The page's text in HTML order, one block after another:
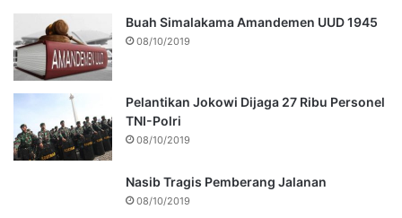
Buah Simalakama Amandemen UUD 1945
08/10/2019
Pelantikan Jokowi Dijaga 27 Ribu Personel
TNI-Polri
08/10/2019
Nasib Tragis Pemberang Jalanan
08/10/2019